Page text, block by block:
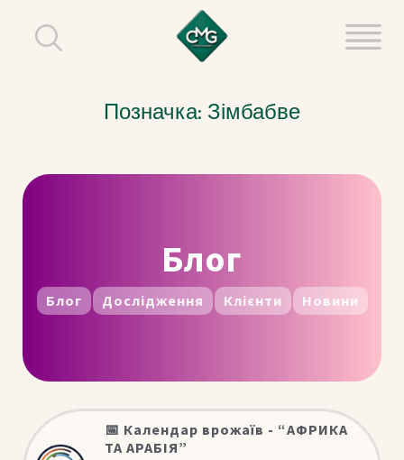
Позначка: Зімбабве
Блог
Блог Дослідження Клієнти Новини
📅 Календар врожаїв - “АФРИКА
ТА АРАБІЯ”